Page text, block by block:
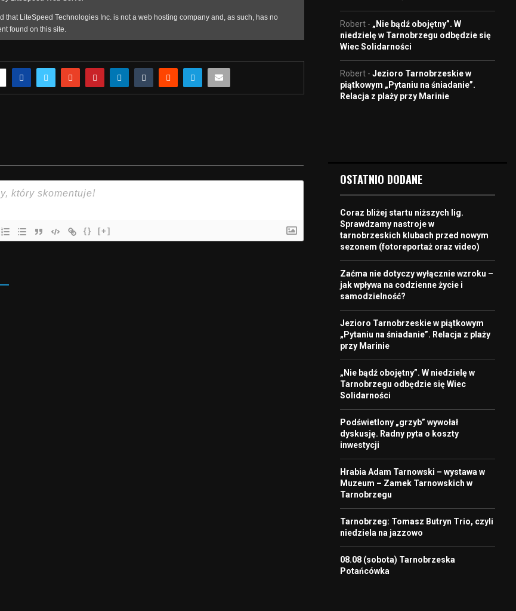
{} [+]
Robert - „Nie bądź obojętny”. W
niedzielę w Tarnobrzegu odbędzie się
Wiec Solidarności
Robert - Jezioro Tarnobrzeskie w
piątkowym „Pytaniu na śniadanie”.
Relacja z plaży przy Marinie
OSTATNIO DODANE
Coraz bliżej startu niższych lig.
Sprawdzamy nastroje w
tarnobrzeskich klubach przed nowym
sezonem (fotoreportaż oraz video)
Zaćma nie dotyczy wyłącznie wzroku –
jak wpływa na codzienne życie i
samodzielność?
Jezioro Tarnobrzeskie w piątkowym
„Pytaniu na śniadanie”. Relacja z plaży
przy Marinie
„Nie bądź obojętny”. W niedzielę w
Tarnobrzegu odbędzie się Wiec
Solidarności
Podświetlony „grzyb” wywołał
dyskusję. Radny pyta o koszty
inwestycji
Hrabia Adam Tarnowski – wystawa w
Muzeum – Zamek Tarnowskich w
Tarnobrzegu
Tarnobrzeg: Tomasz Butryn Trio, czyli
niedziela na jazzowo
08.08 (sobota) Tarnobrzeska
Potańcówka